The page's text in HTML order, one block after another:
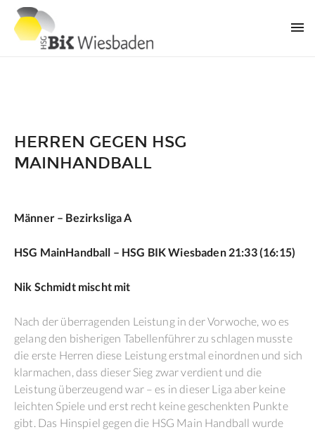
HERREN GEGEN HSG
MAINHANDBALL
Männer – Bezirksliga A
HSG MainHandball – HSG BIK Wiesbaden 21:33 (16:15)
Nik Schmidt mischt mit
Nach der überragenden Leistung in der Vorwoche, wo es
gelang den bisherigen Tabellenführer zu schlagen musste
die erste Herren diese Leistung erstmal einordnen und sich
klarmachen, dass dieser Sieg zwar verdient und die
Leistung überzeugend war – es in dieser Liga aber keine
leichten Spiele und erst recht keine geschenkten Punkte
gibt. Das Hinspiel gegen die HSG Main Handball wurde